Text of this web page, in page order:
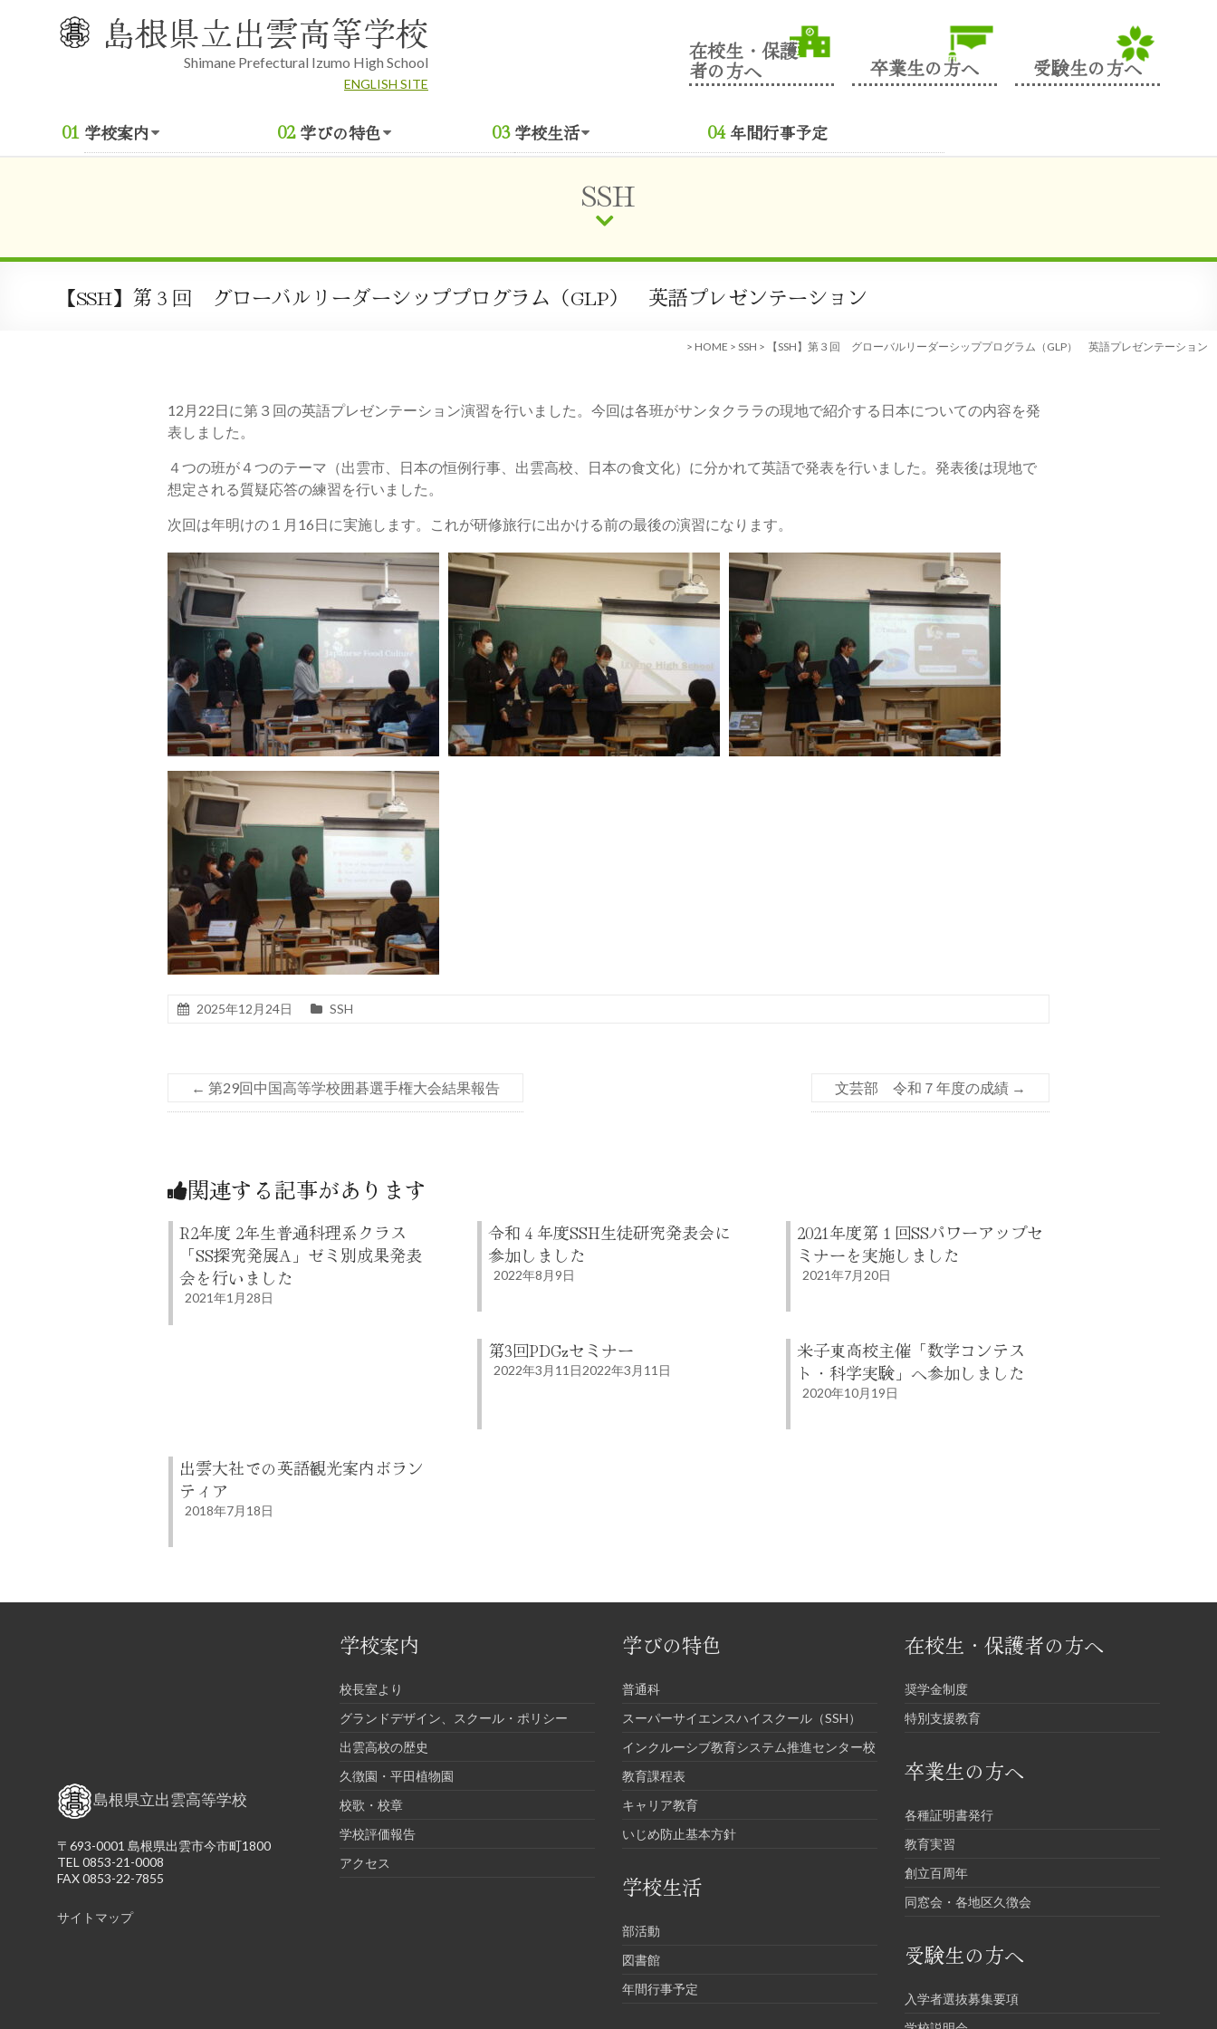
島根県立出雲高等学校
Shimane Prefectural Izumo High School
ENGLISH SITE
在校生・保護
者の方へ 卒業生の方へ 受験生の方へ
学校案内 学びの特色 学校生活 年間行事予定
SSH
【SSH】第３回 グローバルリーダーシッププログラム（GLP） 英語プレゼンテーション
> HOME > SSH > 【SSH】第３回 グローバルリーダーシッププログラム（GLP） 英語プレゼンテーション
12月22日に第３回の英語プレゼンテーション演習を行いました。今回は各班がサンタクララの現地で紹介する日本についての内容を発
表しました。
４つの班が４つのテーマ（出雲市、日本の恒例行事、出雲高校、日本の食文化）に分かれて英語で発表を行いました。発表後は現地で
想定される質疑応答の練習を行いました。
次回は年明けの１月16日に実施します。これが研修旅行に出かける前の最後の演習になります。
2025年12月24日 SSH
← 第29回中国高等学校囲碁選手権大会結果報告 文芸部 令和７年度の成績 →
関連する記事があります
R2年度 2年生普通科理系クラス
「SS探究発展A」ゼミ別成果発表
会を行いました
2021年1月28日
令和４年度SSH生徒研究発表会に
参加しました
2022年8月9日
2021年度第１回SSパワーアップセ
ミナーを実施しました
2021年7月20日
第3回PDGzセミナー
2022年3月11日2022年3月11日
米子東高校主催「数学コンテス
ト・科学実験」へ参加しました
2020年10月19日
出雲大社での英語観光案内ボラン
ティア
2018年7月18日
島根県立出雲高等学校
〒693-0001 島根県出雲市今市町1800
TEL 0853-21-0008
FAX 0853-22-7855
サイトマップ
学校案内
校長室より
グランドデザイン、スクール・ポリシー
出雲高校の歴史
久徴園・平田植物園
校歌・校章
学校評価報告
アクセス
学びの特色
普通科
スーパーサイエンスハイスクール（SSH）
インクルーシブ教育システム推進センター校
教育課程表
キャリア教育
いじめ防止基本方針
学校生活
部活動
図書館
年間行事予定
在校生・保護者の方へ
奨学金制度
特別支援教育
卒業生の方へ
各種証明書発行
教育実習
創立百周年
同窓会・各地区久徴会
受験生の方へ
入学者選抜募集要項